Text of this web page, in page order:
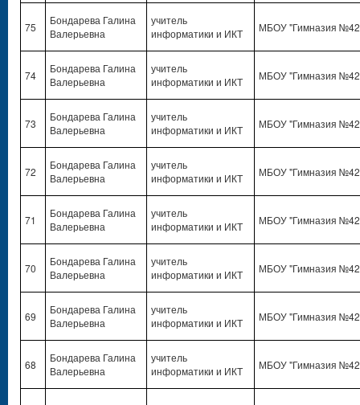
75
Бондарева Галина
Валерьевна
учитель
информатики и ИКТ
МБОУ "Гимназия
74
Бондарева Галина
Валерьевна
учитель
информатики и ИКТ
МБОУ "Гимназия
73
Бондарева Галина
Валерьевна
учитель
информатики и ИКТ
МБОУ "Гимназия
72
Бондарева Галина
Валерьевна
учитель
информатики и ИКТ
МБОУ "Гимназия
71
Бондарева Галина
Валерьевна
учитель
информатики и ИКТ
МБОУ "Гимназия
70
Бондарева Галина
Валерьевна
учитель
информатики и ИКТ
МБОУ "Гимназия
69
Бондарева Галина
Валерьевна
учитель
информатики и ИКТ
МБОУ "Гимназия
68
Бондарева Галина
Валерьевна
учитель
информатики и ИКТ
МБОУ "Гимназия